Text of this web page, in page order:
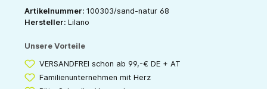
Artikelnummer: 100303/sand-natur 68
Hersteller: Lilano
Unsere Vorteile
VERSANDFREI schon ab 99,-€ DE + AT
Familienunternehmen mit Herz